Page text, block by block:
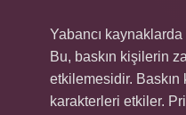
Yabancı
Bu, baskın kişilerin
etkilemesidir. Baskın
karakterleri etkiler.